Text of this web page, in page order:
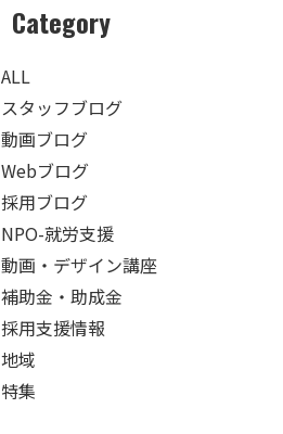
Category
ALL
スタッフブログ
動画ブログ
Webブログ
採用ブログ
NPO-就労支援
動画・デザイン講座
補助金・助成金
採用支援情報
地域
特集